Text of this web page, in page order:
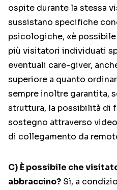
ospite durante la stessa
sussistano specifiche
psicologiche, «è possibile
più visitatori individuati
eventuali care-giver,
superiore a quanto
sempre inoltre garantita,
struttura, la possibilità di
sostegno attraverso
di collegamento da
C) È possibile che
abbraccino? Sì, a